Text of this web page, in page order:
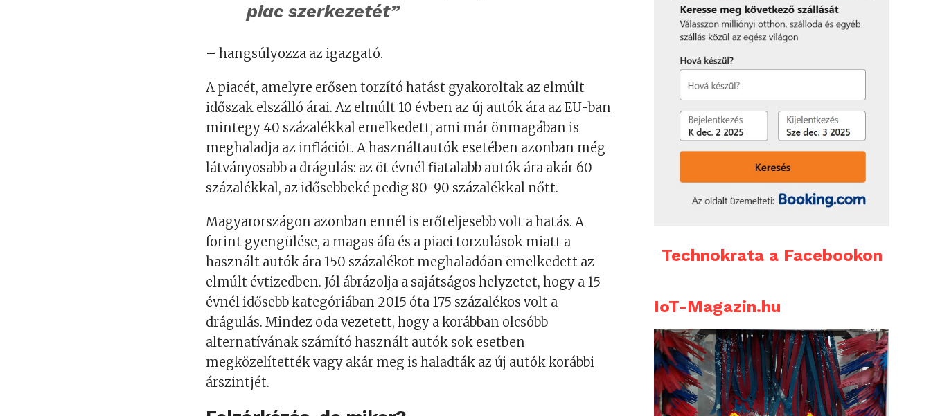
piac szerkezetét”
– hangsúlyozza az igazgató.
A piacét, amelyre erősen torzító hatást gyakoroltak az elmúlt
időszak elszálló árai. Az elmúlt 10 évben az új autók ára az EU-ban
mintegy 40 százalékkal emelkedett, ami már önmagában is
meghaladja az inflációt. A használtautók esetében azonban még
látványosabb a drágulás: az öt évnél fiatalabb autók ára akár 60
százalékkal, az idősebbeké pedig 80-90 százalékkal nőtt.
Magyarországon azonban ennél is erőteljesebb volt a hatás. A
forint gyengülése, a magas áfa és a piaci torzulások miatt a
használt autók ára 150 százalékot meghaladóan emelkedett az
elmúlt évtizedben. Jól ábrázolja a sajátságos helyzetet, hogy a 15
évnél idősebb kategóriában 2015 óta 175 százalékos volt a
drágulás. Mindez oda vezetett, hogy a korábban olcsóbb
alternatívának számító használt autók sok esetben
megközelítették vagy akár meg is haladták az új autók korábbi
árszintjét.
Technokrata a Facebookon
IoT-Magazin.hu